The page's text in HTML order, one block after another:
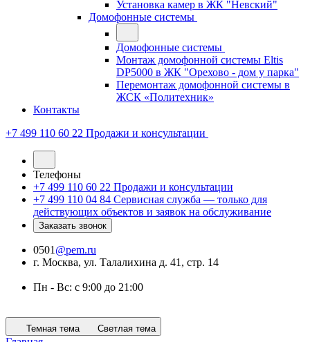
Установка камер в ЖК "Невский"
Домофонные системы
Домофонные системы
Монтаж домофонной системы Eltis
DP5000 в ЖК "Орехово - дом у парка"
Перемонтаж домофонной системы в
ЖСК «Политехник»
Контакты
+7 499 110 60 22 Продажи и консультации
Телефоны
+7 499 110 60 22 Продажи и консультации
+7 499 110 04 84 Сервисная служба — только для
действующих объектов и заявок на обслуживание
Заказать звонок
0501 @pem.ru
г. Москва, ул. Талалихина д. 41, стр. 14
Пн - Вс: с 9:00 до 21:00
Темная тема Светлая тема